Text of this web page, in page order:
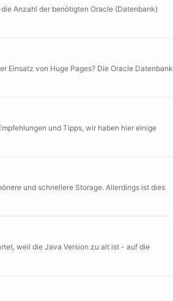
Anzahl der benötigten Oracle (Datenbank)
Einsatz von Huge Pages? Die Oracle Datenbank
und Tipps, wir haben hier einige
und schnellere Storage. Allerdings ist dies
weil die Java Version zu alt ist - auf die